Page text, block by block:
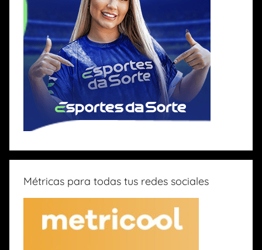
Métricas para todas tus redes sociales